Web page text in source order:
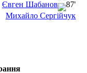
Євген Шабанов
87'
Михайло Сергійчук